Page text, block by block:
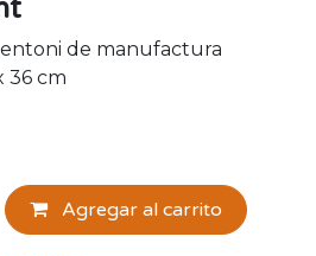
de manufactura
36 cm
Agregar al carrito